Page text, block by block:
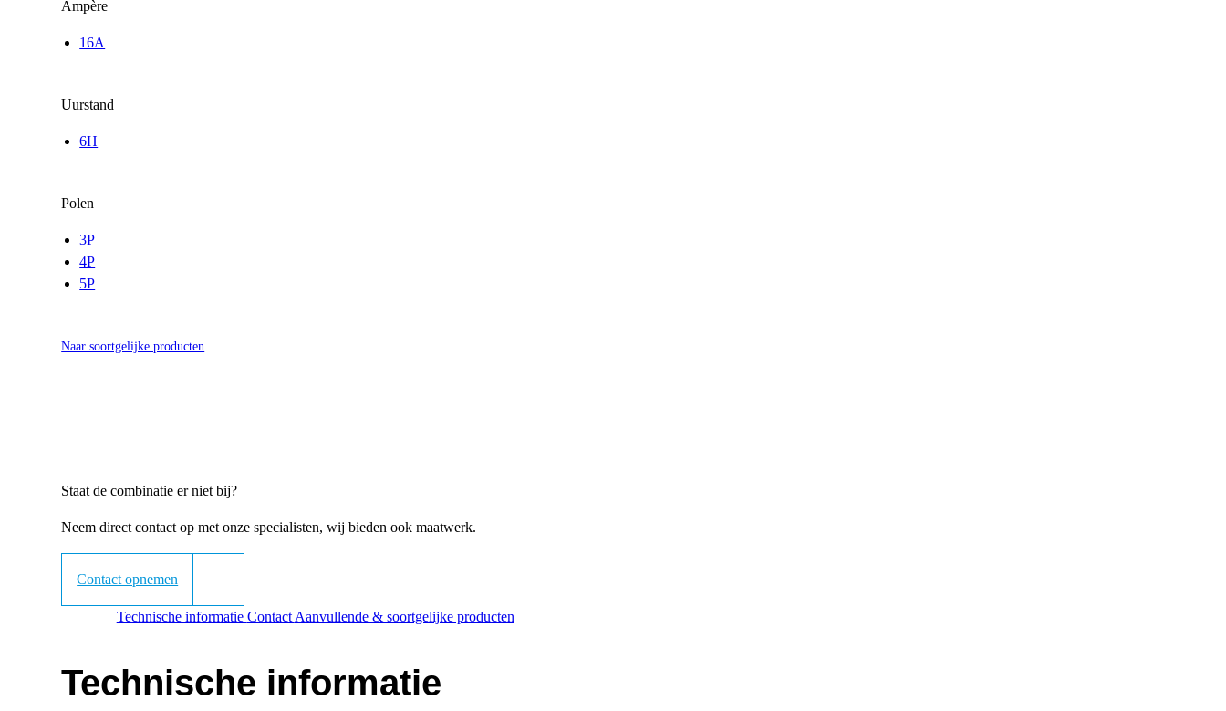
Ampère
16A
Uurstand
6H
Polen
3P
4P
5P
Naar soortgelijke producten
Staat de combinatie er niet bij?
Neem direct contact op met onze specialisten, wij bieden ook maatwerk.
Contact opnemen
Technische informatie Contact Aanvullende & soortgelijke producten
Technische informatie